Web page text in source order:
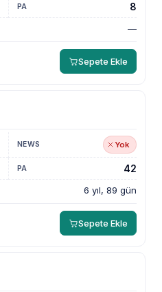
—
8
Sepete Ekle
Yok
6 yıl, 89 gün
42
Sepete Ekle